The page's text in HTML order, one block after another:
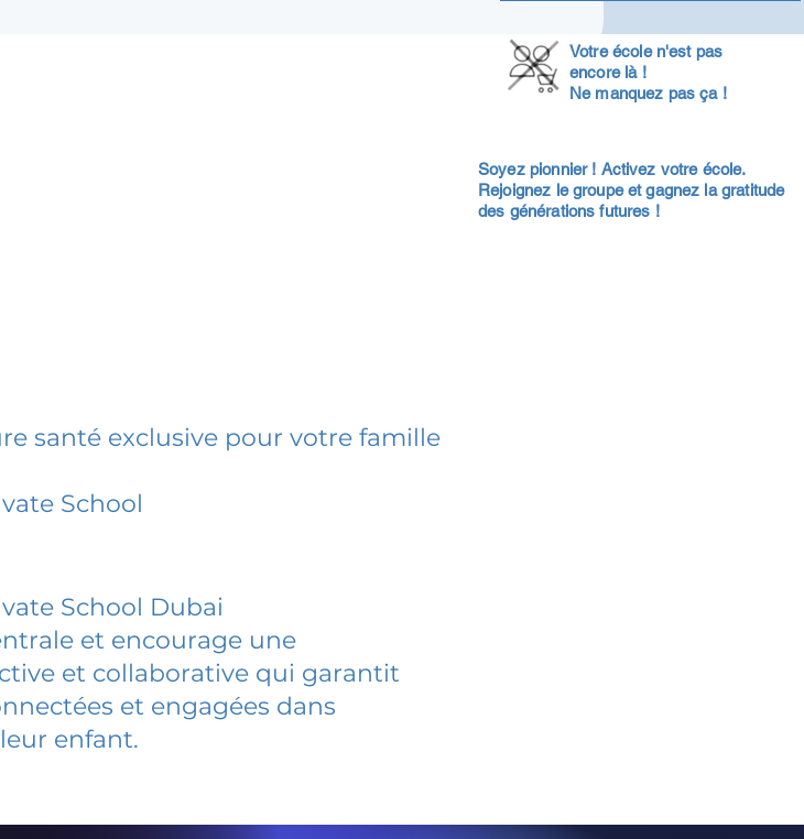
Votre école n'est pas
encore là !
Ne manquez pas ça !
Soyez pionnier ! Activez votre école.
Rejoignez le groupe et gagnez la gratitude
des générations futures !
santé exclusive pour votre famille
School
School Dubai
et encourage une
et collaborative qui garantit
et engagées dans
enfant.